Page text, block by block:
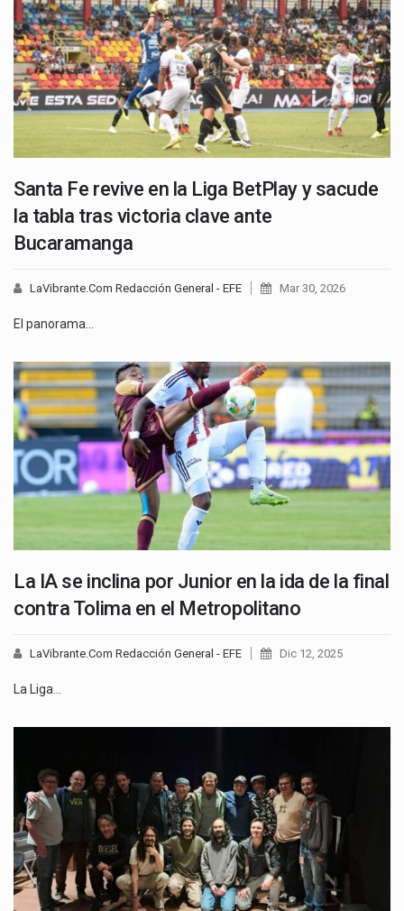
Santa Fe revive en la Liga BetPlay y sacude
la tabla tras victoria clave ante
Bucaramanga
LaVibrante.Com Redacción General - EFE Mar 30, 2026
El panorama…
La IA se inclina por Junior en la ida de la final
contra Tolima en el Metropolitano
LaVibrante.Com Redacción General - EFE Dic 12, 2025
La Liga…